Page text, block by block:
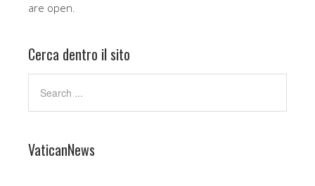
are open.
Cerca dentro il sito
VaticanNews